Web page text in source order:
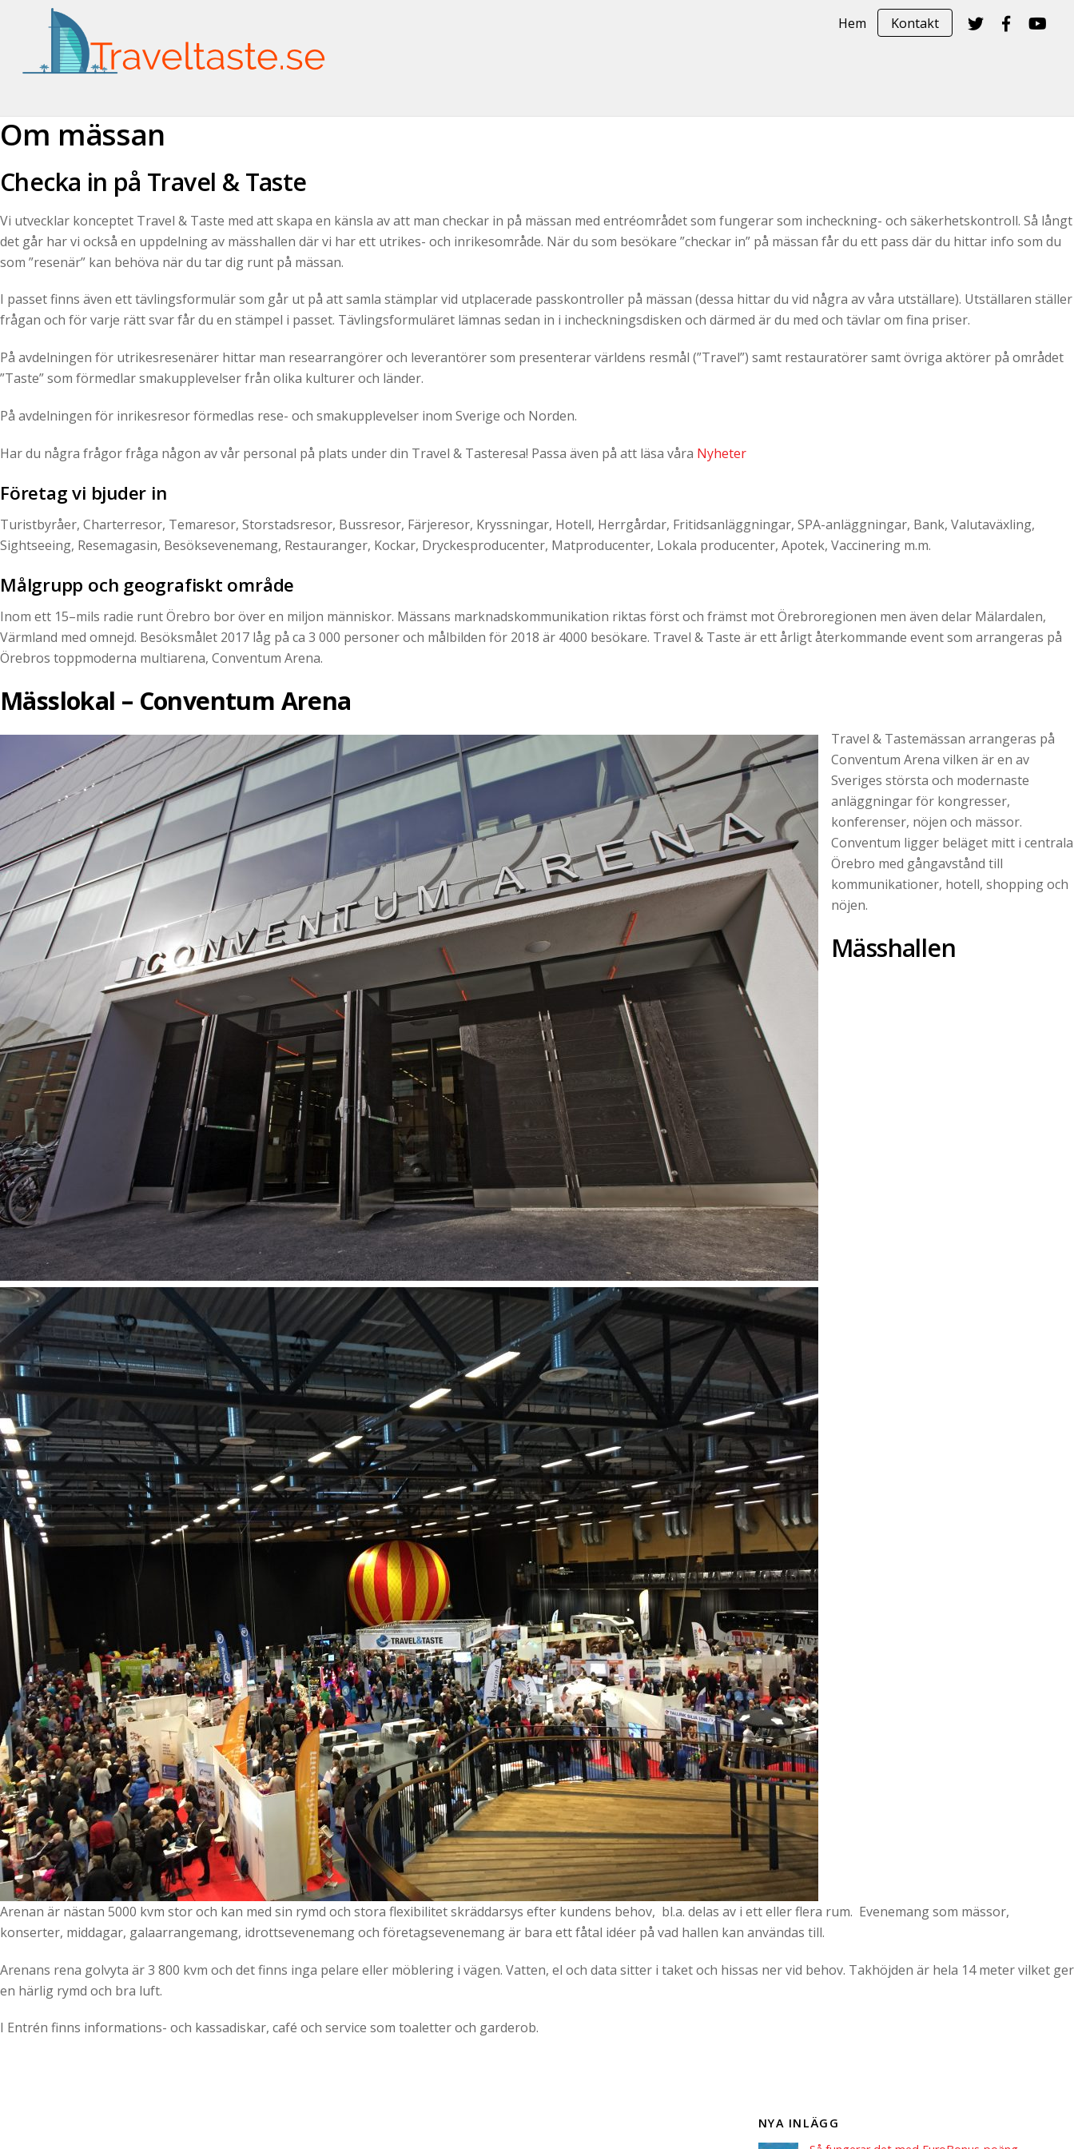
Hem Kontakt
Om mässan
Checka in på Travel & Taste
Vi utvecklar konceptet Travel & Taste med att skapa en känsla av att man checkar in på mässan med entréområdet som fungerar som incheckning- och säkerhetskontroll. Så långt
det går har vi också en uppdelning av mässhallen där vi har ett utrikes- och inrikesområde. När du som besökare ”checkar in” på mässan får du ett pass där du hittar info som du
som ”resenär” kan behöva när du tar dig runt på mässan.
I passet finns även ett tävlingsformulär som går ut på att samla stämplar vid utplacerade passkontroller på mässan (dessa hittar du vid några av våra utställare). Utställaren ställer
frågan och för varje rätt svar får du en stämpel i passet. Tävlingsformuläret lämnas sedan in i incheckningsdisken och därmed är du med och tävlar om fina priser.
På avdelningen för utrikesresenärer hittar man researrangörer och leverantörer som presenterar världens resmål (”Travel”) samt restauratörer samt övriga aktörer på området
”Taste” som förmedlar smakupplevelser från olika kulturer och länder.
På avdelningen för inrikesresor förmedlas rese- och smakupplevelser inom Sverige och Norden.
Har du några frågor fråga någon av vår personal på plats under din Travel & Tasteresa! Passa även på att läsa våra Nyheter
Företag vi bjuder in
Turistbyråer, Charterresor, Temaresor, Storstadsresor, Bussresor, Färjeresor, Kryssningar, Hotell, Herrgårdar, Fritidsanläggningar, SPA-anläggningar, Bank, Valutaväxling,
Sightseeing, Resemagasin, Besöksevenemang, Restauranger, Kockar, Dryckesproducenter, Matproducenter, Lokala producenter, Apotek, Vaccinering m.m.
Målgrupp och geografiskt område
Inom ett 15–mils radie runt Örebro bor över en miljon människor. Mässans marknadskommunikation riktas först och främst mot Örebroregionen men även delar Mälardalen,
Värmland med omnejd. Besöksmålet 2017 låg på ca 3 000 personer och målbilden för 2018 är 4000 besökare. Travel & Taste är ett årligt återkommande event som arrangeras på
Örebros toppmoderna multiarena, Conventum Arena.
Mässlokal – Conventum Arena
Travel & Tastemässan arrangeras på
Conventum Arena vilken är en av
Sveriges största och modernaste
anläggningar för kongresser,
konferenser, nöjen och mässor.
Conventum ligger beläget mitt i centrala
Örebro med gångavstånd till
kommunikationer, hotell, shopping och
nöjen.
Mässhallen
Arenan är nästan 5000 kvm stor och kan med sin rymd och stora flexibilitet skräddarsys efter kundens behov, bl.a. delas av i ett eller flera rum. Evenemang som mässor,
konserter, middagar, galaarrangemang, idrottsevenemang och företagsevenemang är bara ett fåtal idéer på vad hallen kan användas till.
Arenans rena golvyta är 3 800 kvm och det finns inga pelare eller möblering i vägen. Vatten, el och data sitter i taket och hissas ner vid behov. Takhöjden är hela 14 meter vilket ger
en härlig rymd och bra luft.
I Entrén finns informations- och kassadiskar, café och service som toaletter och garderob.
NYA INLÄGG